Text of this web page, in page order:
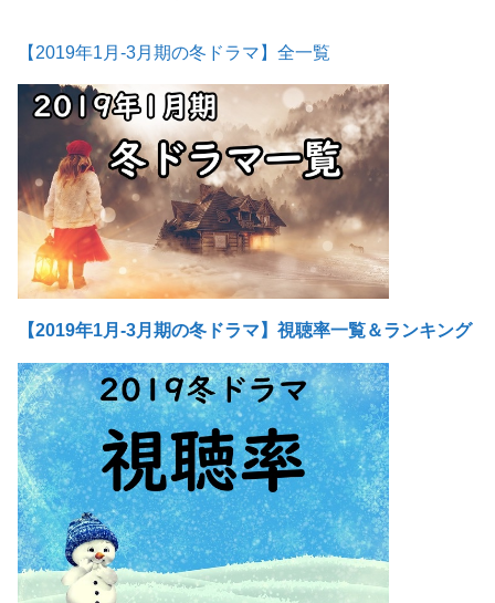
【2019年1月-3月期の冬ドラマ】全一覧
【2019年1月-3月期の冬ドラマ】視聴率一覧＆ランキング